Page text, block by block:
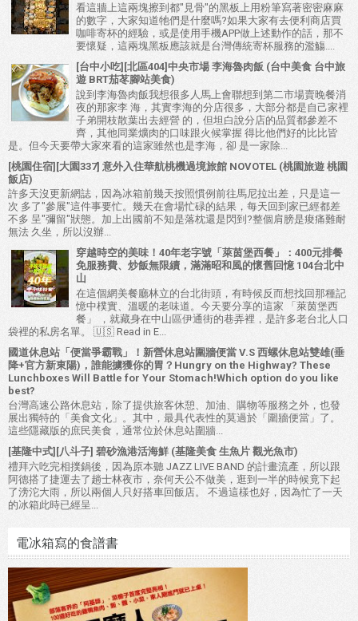
看這牆上這兩塊擦到都"見骨"的黑板上用粉筆寫著密密麻麻
的數字，大家知道牠們是什麼嗎?如果大家有去便利商店買
咖啡寄杯的經驗，或是使用手機APP做上述動作的話，那不
要懷疑，這兩塊黑板應該就是台灣傳統寄杯服務的濫觴....
[台中小吃][北區404]中央市場 李海魯肉飯 (台中美食 台中旅
遊 BRT茄苳腳站美食)
說到李海魯肉飯我想很多人馬上會聯想到第二市場賣晚餐消
夜的那家李 海，其實李海的分店很多，大部分都是自己家裡
子弟開枝散葉出去經營 的，但坦白說分店的品質都參差不
齊，其他同業爌肉的口味跟火候掌握 得比他們好的比比皆
是。但今天要帶大家來看的這家雖然也是李海，卻 是一家除...
[桃園住宿][大園337] 意外入住華航桃機過境旅館 NOVOTEL (桃園旅遊 桃園
飯店)
許多天沒更新網誌，因為冰箱前幾天按照慣例前往馬尼拉出差，只是這一
次 多了"參展"這件事要忙。幾天在會場忙碌的結果，每天回到家已經都差
不多 呈"彌留"狀態。加上出國前不知是落枕還是閃到?整個肩膀是痠痛難耐
無法 久坐，所以沒辦...
穿越時空的美味！40年老字號「萊茵堡西餐」：400元排餐
免服務費、炒飯無限續，滿滿昭和風的懷舊回憶 104台北中
山
在這個網美餐廳林立的台北街頭，有時候反而想找回那種記
憶中樸實、溫暖的老味道。今天要分享的這家 「萊茵堡西
餐」 ，就藏身在中山區伊通街的巷弄裡，是許多老台北人口
袋裡的私房名單。 🇺🇸 Read in E...
國道休息站「便當爭霸戰」！新營休息站圍牆便當 V.S 西螺休息站雙雄(垂
降+官方新東陽)，誰能擄獲你的胃？Hungry on the Highway? These
Lunchboxes Will Battle for Your Stomach!Which option do you like
best?
台灣高速公路休息站，除了提供旅客休憩、加油、購物等服務之外，也發
展出獨特的「美食文化」。其中，最具代表性的莫過於「圍牆便當」了。
這些隱藏版的庶民美食，通常位於休息站圍牆...
[基隆中式][八斗子] 碧砂漁港活海鮮 (基隆美食 生魚片 觀光魚市)
禮拜六吃完相撲鍋後，因為原本聽 JAZZ LIVE BAND 的計畫流產，所以跟
阿德搭了捷運去了趟士林夜市，奈何天公不做美，逛到一半的時候竟下起
了滂沱大雨，所以兩個人只好搭車回飯店。 不過這樣也好，因為忙了一天
的冰箱此時已經呈...
電冰箱寫的食譜書